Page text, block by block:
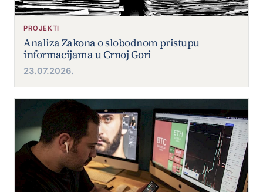
PROJEKTI
Analiza Zakona o slobodnom pristupu
informacijama u Crnoj Gori
23.07.2026.